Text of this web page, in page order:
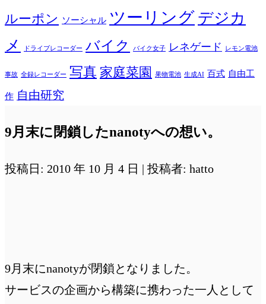
ルーポン ソーシャル ツーリング デジカ
メ
ドライブレコーダー バイク バイク女子 レネゲード レモン電池
事故 全録レコーダー 写真 家庭菜園 果物電池 生成AI 百式 自由工
作 自由研究
9月末に閉鎖したnanotyへの想い。
投稿日: 2010 年 10 月 4 日 | 投稿者: hatto
9月末にnanotyが閉鎖となりました。
サービスの企画から構築に携わった一人として